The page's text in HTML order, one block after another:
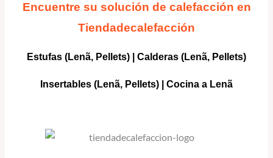
Encuentre su solución de calefacción en
Tiendadecalefacción
Estufas (Lenã, Pellets) Calderas (Lenã, Pellets)
Insertables (Lenã, Pellets) | Cocina a Lenã